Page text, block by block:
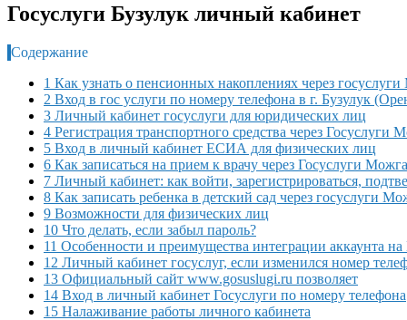
Госуслуги Бузулук личный кабинет
Содержание
1 Как узнать о пенсионных накоплениях через
2 Вход в гос услуги по номеру телефона в г. Бузулук
3 Личный кабинет госуслуги для юридических лиц
4 Регистрация транспортного средства через Госуслуги
5 Вход в личный кабинет ЕСИА для физических лиц
6 Как записаться на прием к врачу через Госуслуги Можга
7 Личный кабинет: как войти, зарегистрироваться,
8 Как записать ребенка в детский сад через госуслуги
9 Возможности для физических лиц
10 Что делать, если забыл пароль?
11 Особенности и преимущества интеграции аккаунта
12 Личный кабинет госуслуг, если изменился номер
13 Официальный сайт www.gosuslugi.ru позволяет
14 Вход в личный кабинет Госуслуги по номеру телефона
15 Налаживание работы личного кабинета